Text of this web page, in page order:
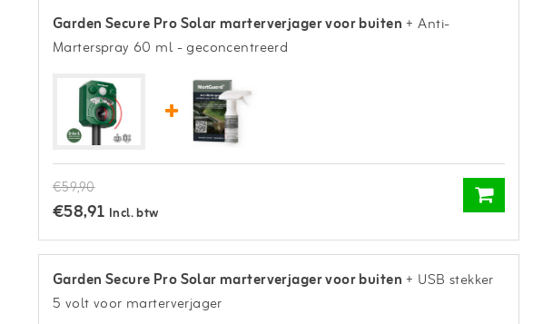
Garden Secure Pro Solar marterverjager voor buiten+ Anti-
Marterspray 60 ml - geconcentreerd
€59,90
€58,91 Incl. btw
Garden Secure Pro Solar marterverjager voor buiten+ USB stekker
5 volt voor marterverjager